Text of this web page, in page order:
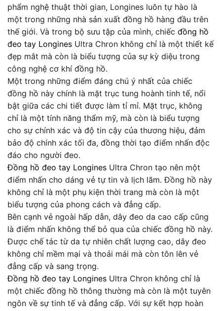
phẩm nghệ thuật thời gian, Longines luôn tự hào là
một trong những nhà sản xuất đồng hồ hàng đầu trên
thế giới. Và trong bộ sưu tập của mình, chiếc đồng hồ
đeo tay Longines Ultra Chron không chỉ là một thiết kế
đẹp mắt mà còn là biểu tượng của sự kỳ diệu trong
công nghệ cơ khí đồng hồ.
Một trong những điểm đáng chú ý nhất của chiếc
đồng hồ này chính là mặt trục tung hoành tinh tế, nổi
bật giữa các chi tiết được làm tỉ mỉ. Mặt trục, không
chỉ là một tính năng thẩm mỹ, mà còn là biểu tượng
cho sự chính xác và độ tin cậy của thương hiệu, đảm
bảo độ chính xác tối đa, đồng thời tạo điểm nhấn độc
đáo cho người đeo.
Đồng hồ đeo tay Longines Ultra Chron tạo nên một
điểm nhấn cho dáng vẻ tự tin và lịch lãm. Đồng hồ này
không chỉ là một phụ kiện thời trang mà còn là một
biểu tượng của phong cách và đẳng cấp.
Bên cạnh vẻ ngoài hấp dẫn, dây đeo da cao cấp cũng
là điểm nhấn không thể bỏ qua của chiếc đồng hồ này.
Được chế tác từ da tự nhiên chất lượng cao, dây đeo
không chỉ mềm mại và thoải mái mà còn tôn lên vẻ
đẳng cấp và sang trọng.
Đồng hồ đeo tay Longines Ultra Chron không chỉ là
một chiếc đồng hồ thông thường mà còn là một tuyên
ngôn về sự tinh tế và đẳng cấp. Với sự kết hợp hoàn